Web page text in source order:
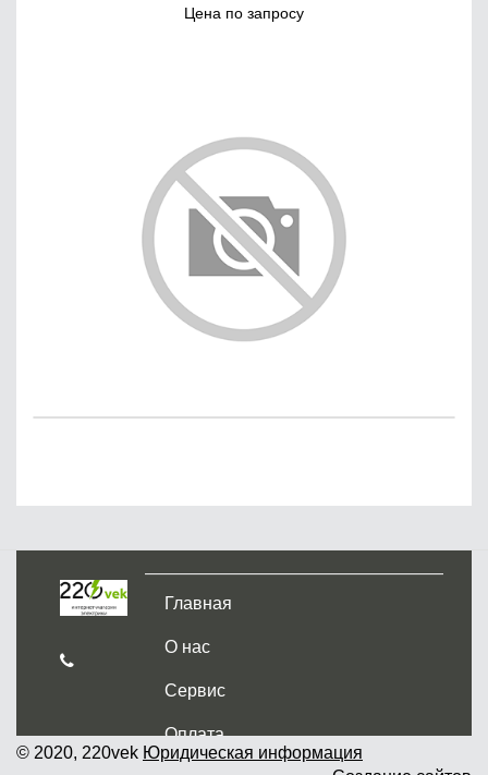
Цена по запросу
Главная
О нас
Сервис
Оплата
© 2020, 220vek Юридическая информация